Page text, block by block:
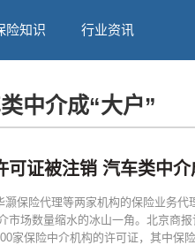
险知识 行业资讯
中介成“大户”
可证被注销 汽车类中介
保险代理等两家机构的保险业务代
市场数量缩水的冰山一角。北京商报
家保险中介机构的许可证，其中保